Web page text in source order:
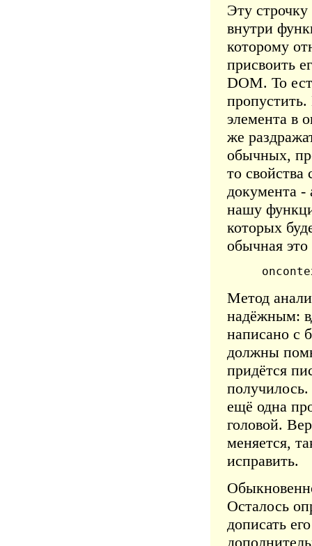
Эту
внутри
которому
присвоить
DOM. То
элемента в
же
обычных,
то
документа -
нашу
которых
обычная
Метод
надёжным:
написано с
должны
придётся
ещё одна
головой.
меняется,
исправить.
Осталось
дописать